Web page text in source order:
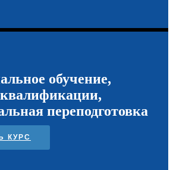
обучение,
переподготовка
КУРС